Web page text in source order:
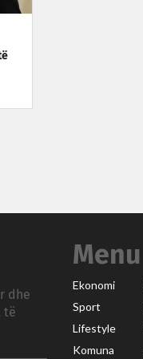
dhe
të
Menu
Ekonomi
Sport
Lifestyle
Komuna